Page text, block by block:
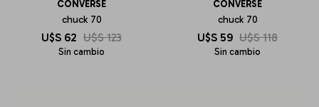
CONVERSE
chuck 70
U$S 62 U$S 123
Sin cambio
CONVERSE
chuck 70
U$S 59 U$S 118
Sin cambio